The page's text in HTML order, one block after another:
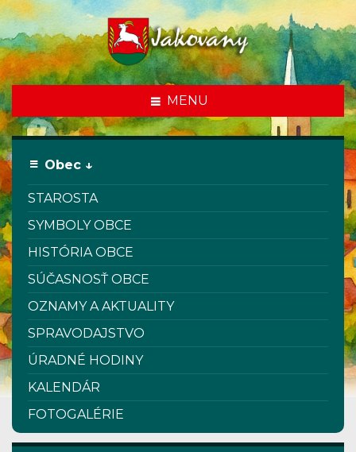
MENU
Obec ↓
STAROSTA
SYMBOLY OBCE
HISTÓRIA OBCE
SÚČASNOSŤ OBCE
OZNAMY A AKTUALITY
SPRAVODAJSTVO
ÚRADNÉ HODINY
KALENDÁR
FOTOGALÉRIE